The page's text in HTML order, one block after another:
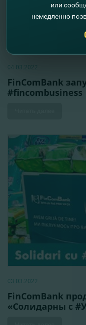
04.03.2022
FinComBank
#fincombusiness
03.03.2022
FinComBank
«Солидарны с
или
немедленно